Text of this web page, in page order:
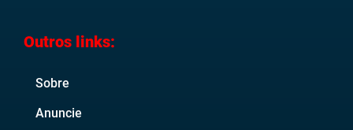
Outros links:
Sobre
Anuncie